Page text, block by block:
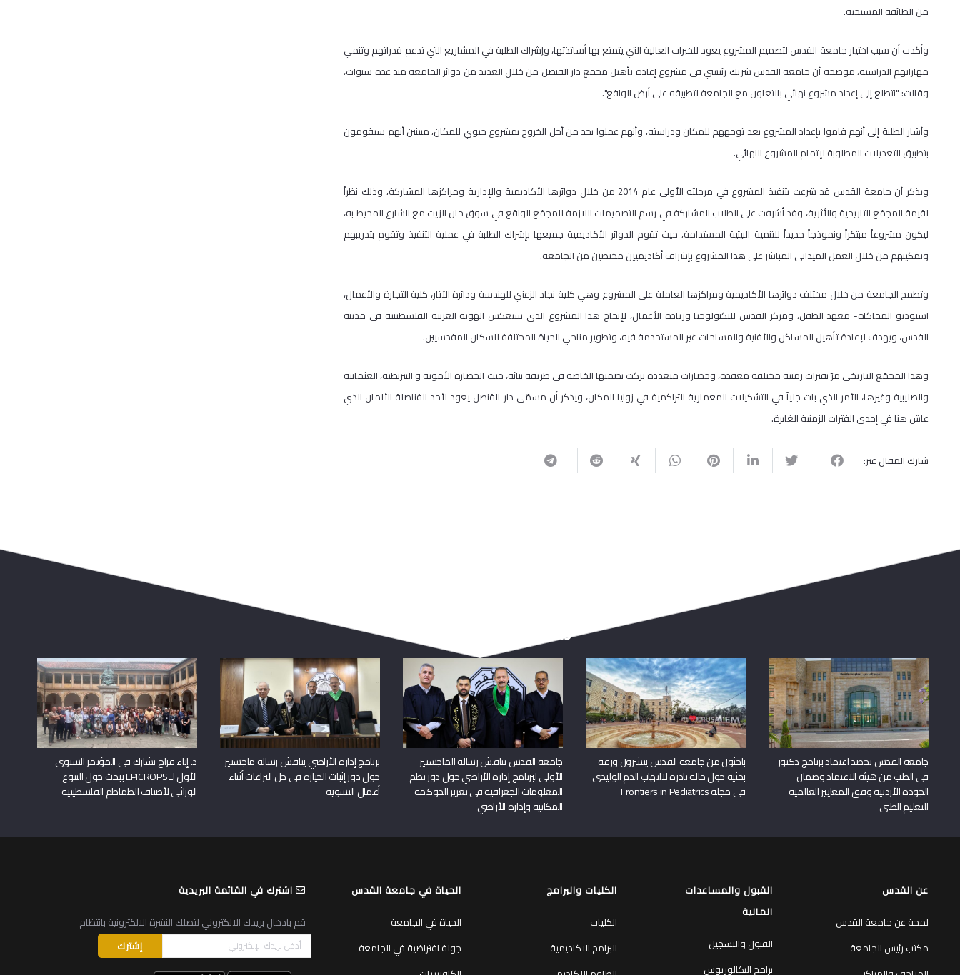
من الطائفة المسيحية.
وأكدت أن سبب اختيار جامعة القدس لتصميم المشروع يعود للخبرات العالية التي يتمتع بها أساتذتها، وإشراك الطلبة في المشاريع التي تدعم قدراتهم وتنمي
مهاراتهم الدراسية، موضحة أن جامعة القدس شريك رئيسي في مشروع إعادة تأهيل مجمع دار القنصل من خلال العديد من دوائر الجامعة منذ عدة سنوات،
وقالت: "نتطلع إلى إعداد مشروع نهائي بالتعاون مع الجامعة لتطبيقه على أرض الواقع".
وأشار الطلبة إلى أنهم قاموا بإعداد المشروع بعد توجههم للمكان ودراسته، وأنهم عملوا بجد من أجل الخروج بمشروع حيوي للمكان، مبينين أنهم سيقومون
بتطبيق التعديلات المطلوبة لإتمام المشروع النهائي.
ويذكر أن جامعة القدس قد شرعت بتنفيذ المشروع في مرحلته الأولى عام 2014 من خلال دوائرها الأكاديمية والإدارية ومراكزها المشاركة، وذلك نظراً
لقيمة المجمّع التاريخية والأثرية، وقد أشرفت على الطلاب المشاركة في رسم التصميمات اللازمة للمجمّع الواقع في سوق خان الزيت مع الشارع المحيط به،
ليكون مشروعاً مبتكراً ونموذجاً جديداً للتنمية البيئية المستدامة، حيث تقوم الدوائر الأكاديمية جميعها بإشراك الطلبة في عملية التنفيذ وتقوم بتدريبهم
وتمكينهم من خلال العمل الميداني المباشر على هذا المشروع بإشراف أكاديميين مختصين من الجامعة.
وتطمح الجامعة من خلال مختلف دوائرها الأكاديمية ومراكزها العاملة على المشروع وهي كلية نجاد الزعني للهندسة ودائرة الآثار، كلية التجارة والأعمال،
استوديو المحاكاة- معهد الطفل، ومركز القدس للتكنولوجيا وريادة الأعمال، لإنجاح هذا المشروع الذي سيعكس الهوية العربية الفلسطينية في مدينة
القدس، ويهدف لإعادة تأهيل المساكن والأفنية والمساحات غير المستخدمة فيه، وتطوير مناحي الحياة المختلفة للسكان المقدسيين.
وهذا المجمّع التاريخي مرّ بفترات زمنية مختلفة معقدة، وحضارات متعددة تركت بصمَتها الخاصة في طريقة بنائه، حيث الحضارة الأموية و البيزنطية، العثمانية
والصليبية وغيرها، الأمر الذي بات جلياً في التشكيلات المعمارية التراكمية في زوايا المكان، ويذكر أن مسمّى دار القنصل يعود لأحد القناصلة الألمان الذي
عاش هنا في إحدى الفترات الزمنية الغابرة.
شارك المقال عبر:
ربما يعجبك أيضا
جامعة القدس تحصد اعتماد برنامج دكتور
في الطب من هيئة الاعتماد وضمان
الجودة الأردنية وفق المعايير العالمية
للتعليم الطبي
باحثون من جامعة القدس ينشرون ورقة
بحثية حول حالة نادرة لالتهاب الدم الوليدي
في مجلة Frontiers in Pediatrics
جامعة القدس تناقش رسالة الماجستير
الأولى لبرنامج إدارة الأراضي حول دور نظم
المعلومات الجغرافية في تعزيز الحوكمة
المكانية وإدارة الأراضي
برنامج إدارة الأراضي يناقش رسالة ماجستير
حول دور إثبات الحيازة في حل النزاعات أثناء
أعمال التسوية
د. إباء فراح تشارك في المؤتمر السنوي
الأول لـ EPICROPS ببحث حول التنوع
الوراثي لأصناف الطماطم الفلسطينية
عن القدس
لمحة عن جامعة القدس
مكتب رئيس الجامعة
القبول والمساعدات
المالية
القبول والتسجيل
برامج البكالوريوس
الكليات والبرامج
الكليات
البرامج الاكاديمية
الحياة في جامعة القدس
الحياة في الجامعة
جولة افتراضية في الجامعة
اشترك في القائمة البريدية
قم بادخال بريدك الالكتروني لتصلك النشرة الالكترونية بانتظام